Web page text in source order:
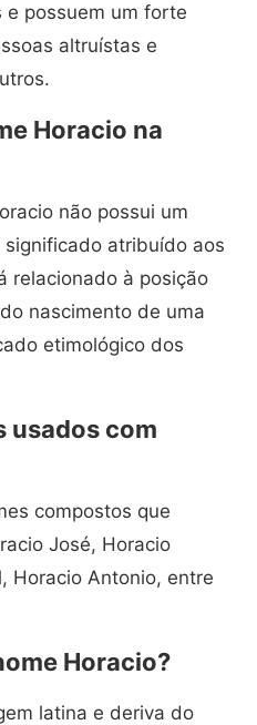
e possuem um forte
altruístas e
Horacio na
não possui um
atribuído aos
relacionado à posição
nascimento de uma
etimológico dos
usados com
compostos que
José, Horacio
Horacio Antonio, entre
Horacio?
latina e deriva do